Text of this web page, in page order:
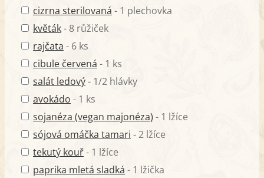
cizrna sterilovaná - 1 plechovka
květák- 8 růžiček
rajčata - 6 ks
cibule červená - 1 ks
salát ledový- 1/2 hlávky
avokádo - 1 ks
sojanéza (vegan majonéza) - 1 lžíce
sójová omáčka tamari - 2 lžíce
tekutý kouř- 1 lžíce
paprika mletá sladká - 1 lžička